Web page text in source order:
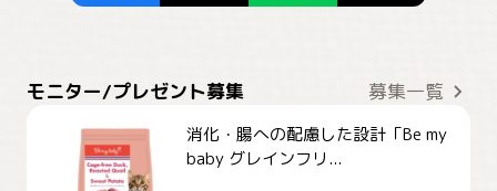
モニター/プレゼント募集 募集一覧
消化・腸への配慮した設計「Be my
baby グレインフリ...